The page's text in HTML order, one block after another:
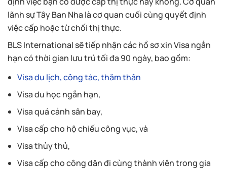
lãnh sự Tây Ban Nha là cơ quan cuối cùng quyết định
việc cấp hoặc từ chối thị thực.
BLS International sẽ tiếp nhận các hồ sơ xin Visa ngắn
hạn có thời gian lưu trú tối đa 90 ngày, bao gồm:
Visa du lịch, công tác, thăm thân
Visa du học ngắn hạn,
Visa quá cảnh sân bay,
Visa cấp cho hộ chiếu công vục, và
Visa thủy thủ,
Visa cấp cho công dân đi cùng thành viên trong gia